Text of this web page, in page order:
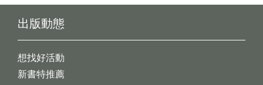
出版動態
想找好活動
新書特推薦